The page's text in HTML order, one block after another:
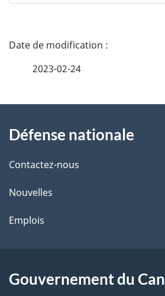
D
i
l
s
d
l
2023-02-24
propos
de
ce
site
Défense nationale
Contactez-nous
Nouvelles
Emplois
Gouvernement du